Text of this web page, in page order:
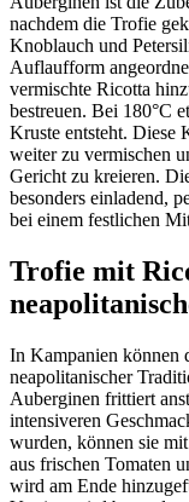
nachdem die Trofie
Knoblauch und
Auflaufform
vermischte Ricotta
bestreuen. Bei 180°C
Kruste entsteht. Diese
weiter zu vermischen
Gericht zu kreieren.
besonders einladend,
bei einem festlichen
Trofie mit
In Kampanien können
neapolitanischer
Auberginen frittiert
intensiveren
wurden, können sie
aus frischen Tomaten
wird am Ende